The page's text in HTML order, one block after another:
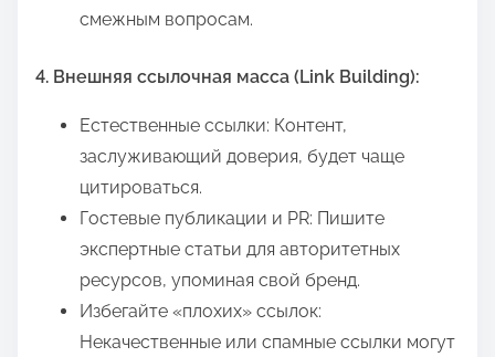
смежным вопросам.
4. Внешняя ссылочная масса (Link Building):
Естественные ссылки: Контент,
заслуживающий доверия, будет чаще
цитироваться.
Гостевые публикации и PR: Пишите
экспертные статьи для авторитетных
ресурсов, упоминая свой бренд.
Избегайте «плохих» ссылок:
Некачественные или спамные ссылки могут